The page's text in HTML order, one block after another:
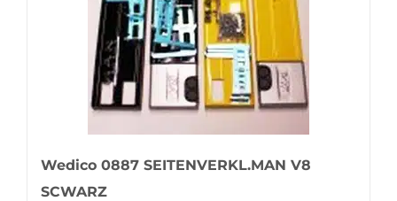
Wedico 0887 SEITENVERKL.MAN V8
SCWARZ